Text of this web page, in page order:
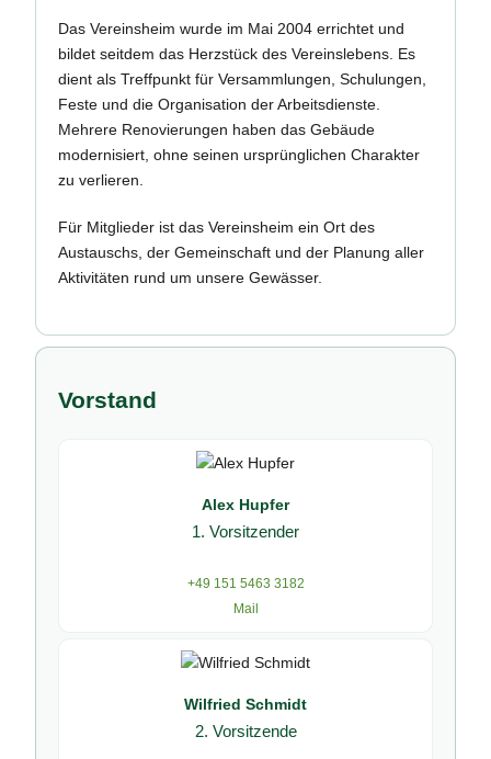
Das Vereinsheim wurde im Mai 2004 errichtet und
bildet seitdem das Herzstück des Vereinslebens. Es
dient als Treffpunkt für Versammlungen, Schulungen,
Feste und die Organisation der Arbeitsdienste.
Mehrere Renovierungen haben das Gebäude
modernisiert, ohne seinen ursprünglichen Charakter
zu verlieren.
Für Mitglieder ist das Vereinsheim ein Ort des
Austauschs, der Gemeinschaft und der Planung aller
Aktivitäten rund um unsere Gewässer.
Vorstand
Alex Hupfer
1. Vorsitzender
+49 151 5463 3182
Mail
Wilfried Schmidt
2. Vorsitzende